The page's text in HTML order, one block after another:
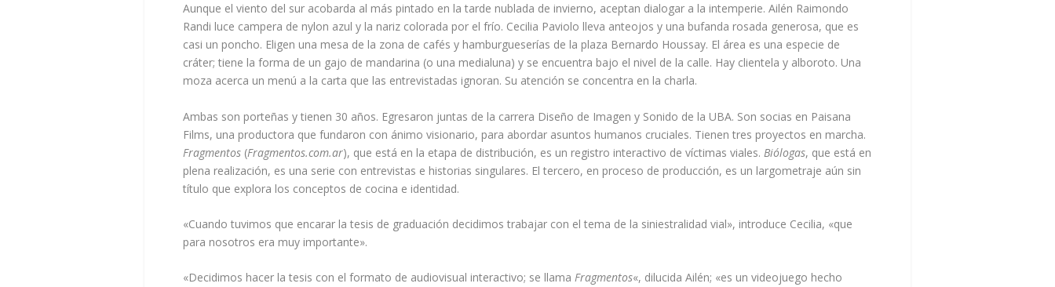
Aunque el viento del sur acobarda al más pintado en la tarde nublada de invierno, aceptan dialogar a la intemperie. Ailén Raimondo
Randi luce campera de nylon azul y la nariz colorada por el frío. Cecilia Paviolo lleva anteojos y una bufanda rosada generosa, que es
casi un poncho. Eligen una mesa de la zona de cafés y hamburgueserías de la plaza Bernardo Houssay. El área es una especie de
cráter; tiene la forma de un gajo de mandarina (o una medialuna) y se encuentra bajo el nivel de la calle. Hay clientela y alboroto. Una
moza acerca un menú a la carta que las entrevistadas ignoran. Su atención se concentra en la charla.
Ambas son porteñas y tienen 30 años. Egresaron juntas de la carrera Diseño de Imagen y Sonido de la UBA. Son socias en Paisana
Films, una productora que fundaron con ánimo visionario, para abordar asuntos humanos cruciales. Tienen tres proyectos en marcha.
Fragmentos(Fragmentos.com.ar), que está en la etapa de distribución, es un registro interactivo de víctimas viales. Biólogas, que está en
plena realización, es una serie con entrevistas e historias singulares. El tercero, en proceso de producción, es un largometraje aún sin
título que explora los conceptos de cocina e identidad.
«Cuando tuvimos que encarar la tesis de graduación decidimos trabajar con el tema de la siniestralidad vial», introduce Cecilia, «que
para nosotros era muy importante».
«Decidimos hacer la tesis con el formato de audiovisual interactivo; se llama Fragmentos«, dilucida Ailén; «es un videojuego hecho